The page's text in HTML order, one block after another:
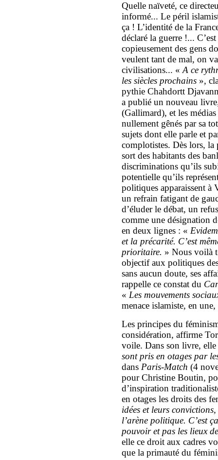
Quelle naïveté, ce
informé... Le péril
ça ! L’identité de la
déclaré la guerre !...
copieusement des gens
veulent tant de mal, on
civilisations... « A ce
les siècles prochains »,
pythie Chahdortt
a publié un nouveau
(Gallimard), et les
nullement gênés par sa
sujets dont elle parle et
complotistes. Dès lors, la
sort des habitants des
discriminations qu’ils
potentielle qu’ils
politiques apparaissent à
un refrain fatigant de
d’éluder le débat, un
comme une désignation
en deux lignes : «
et la précarité. C’est
prioritaire. » Nous voilà
objectif aux politiques
sans aucun doute, ses
rappelle ce constat du
« Les mouvements
menace islamiste, en
Les principes du
considération, affirme
voile. Dans son livre, elle
sont pris en otages par
dans Paris-Match (4
pour Christine Boutin,
d’inspiration
en otages les droits des
idées et leurs
l’arène politique. C’est
pouvoir et pas les lieux
elle ce droit aux cadres
que la primauté du